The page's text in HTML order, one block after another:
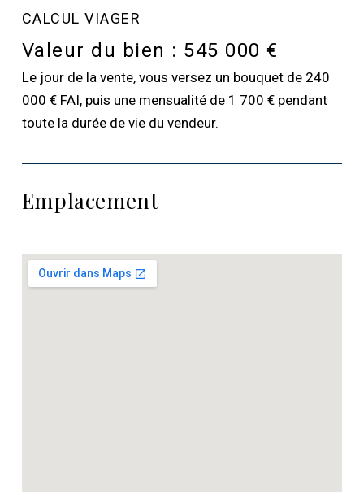
CALCUL VIAGER
Valeur du bien : 545 000 €
Le jour de la vente, vous versez un bouquet de 240
000 € FAI, puis une mensualité de 1 700 € pendant
toute la durée de vie du vendeur.
Emplacement